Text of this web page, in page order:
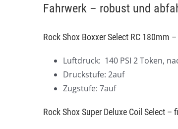
Fahrwerk – robust und
Rock Shox Boxxer Select RC 180mm
Luftdruck: 140 PSI 2 Token,
Druckstufe: 2auf
Zugstufe: 7auf
Rock Shox Super Deluxe Coil Select –